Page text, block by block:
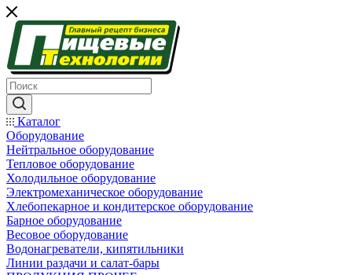
Каталог
Оборудование
Нейтральное оборудование
Тепловое оборудование
Холодильное оборудование
Электромеханическое оборудование
Хлебопекарное и кондитерское оборудование
Барное оборудование
Весовое оборудование
Водонагреватели, кипятильники
Линии раздачи и салат-бары